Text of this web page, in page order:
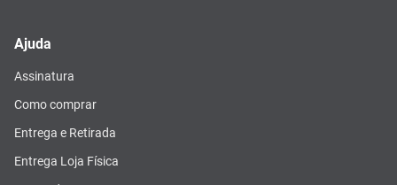
Ajuda
Assinatura
Como comprar
Entrega e Retirada
Entrega Loja Física